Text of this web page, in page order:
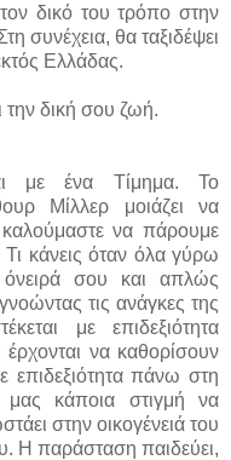
δικό του τρόπο στην
συνέχεια, θα ταξιδέψει
Ελλάδας.
την δική σου ζωή.
με ένα Τίμημα. Το
Μίλλερ μοιάζει να
να πάρουμε
κάνεις όταν όλα γύρω
όνειρά σου και απλώς
τις ανάγκες της
με επιδεξιότητα
να καθορίσουν
επιδεξιότητα πάνω στη
κάποια στιγμή να
στην οικογένειά του
Η παράσταση παιδεύει,